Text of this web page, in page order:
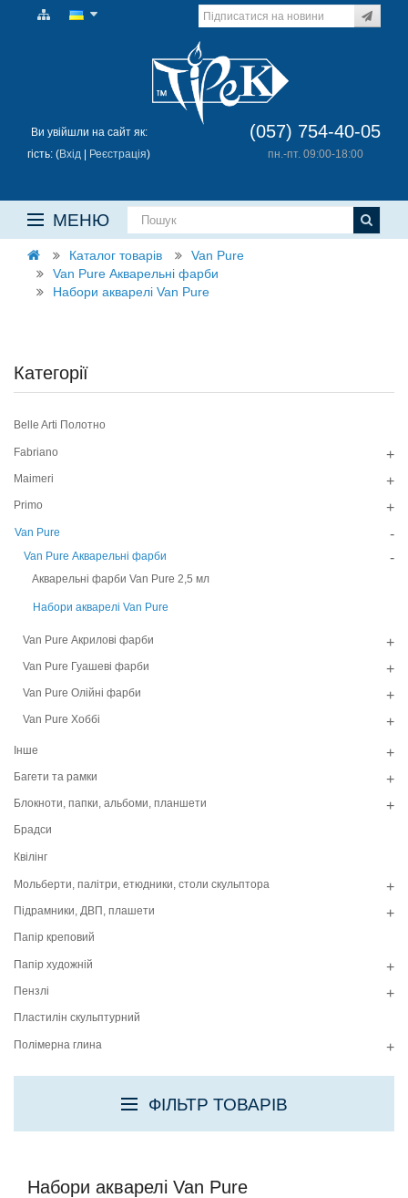
Ви увійшли на сайт як:
гість: (Вхід | Реєстрація)
(057) 754-40-05
пн.-пт. 09:00-18:00
МЕНЮ
Каталог товарів
Van Pure
Van Pure Акварельні фарби
Набори акварелі Van Pure
Категорії
Belle Arti Полотно
+
Fabriano
+
Maimeri
+
Primo
-
Van Pure
-
Van Pure Акварельні фарби
Акварельні фарби Van Pure 2,5 мл
Набори акварелі Van Pure
+
Van Pure Акрилові фарби
+
Van Pure Гуашеві фарби
+
Van Pure Олійні фарби
+
Van Pure Хоббі
+
Інше
+
Багети та рамки
+
Блокноти, папки, альбоми, планшети
Брадси
Квілінг
+
Мольберти, палітри, етюдники, столи скульптора
+
Підрамники, ДВП, плашети
Папір креповий
+
Папір художній
+
Пензлі
Пластилін скульптурний
+
Полімерна глина
ФІЛЬТР ТОВАРІВ
Набори акварелі Van Pure